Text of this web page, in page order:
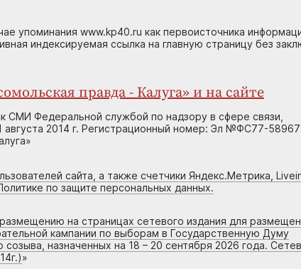
упоминания www.kp40.ru как первоисточника
индексируемая ссылка на главную страницу без
правда - Калуга» и на сайте
СМИ Федеральной службой по надзору в сфере связи,
2014 г. Регистрационный номер: Эл №ФС77-58967
сайта, а также счетчики Яндекс.Метрика,
по защите персональных данных.
на страницах сетевого издания для
кампании по выборам в Государственную Думу
назначенных на 18 – 20 сентября 2026 года.
»